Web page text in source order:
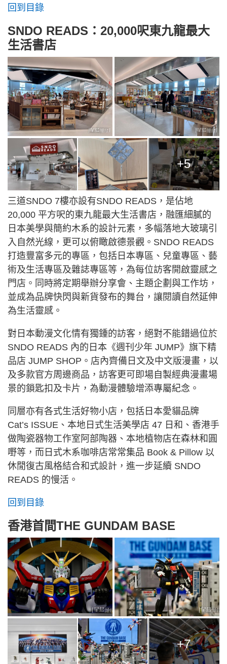
回到目錄
SNDO READS：20,000呎東九龍最大
生活書店
+5
三道SNDO 7樓亦設有SNDO READS，是佔地
20,000 平方呎的東九龍最大生活書店，融匯細膩的
日本美學與簡約木系的設計元素，多幅落地大玻璃引
入自然光線，更可以俯瞰啟德景觀。SNDO READS
打造豐富多元的專區，包括日本專區、兒童專區、藝
術及生活專區及雜誌專區等，為每位訪客開啟靈感之
門店。同時將定期舉辦分享會、主題企劃與工作坊，
並成為品牌快閃與新貨發布的舞台，讓閱讀自然延伸
為生活靈感。
對日本動漫文化情有獨鍾的訪客，絕對不能錯過位於
SNDO READS 內的日本《週刊少年 JUMP》旗下精
品店 JUMP SHOP。店內齊備日文及中文版漫畫，以
及多款官方周邊商品，訪客更可即場自製經典漫畫場
景的鎖匙扣及卡片，為動漫體驗增添專屬紀念。
同層亦有各式生活好物小店，包括日本愛貓品牌
Cat’s ISSUE、本地日式生活美學店 47 日和、香港手
做陶瓷器物工作室阿部陶器、本地植物店在森林和圓
嘢等，而日式木系咖啡店常常集品 Book & Pillow 以
休閒復古風格結合和式設計，進一步延續 SNDO
READS 的慢活。
回到目錄
香港首間THE GUNDAM BASE
+7